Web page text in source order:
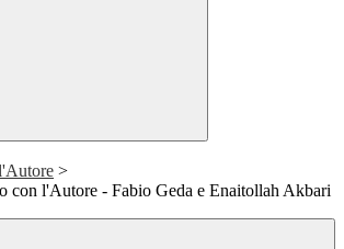
>
con l'Autore - Fabio Geda e Enaitollah Akbari